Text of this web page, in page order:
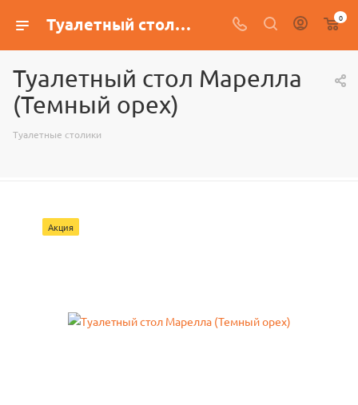
Туалетный стол Марелла (Темный орех) 0
Туалетный стол Марелла
(Темный орех)
Туалетные столики
Акция